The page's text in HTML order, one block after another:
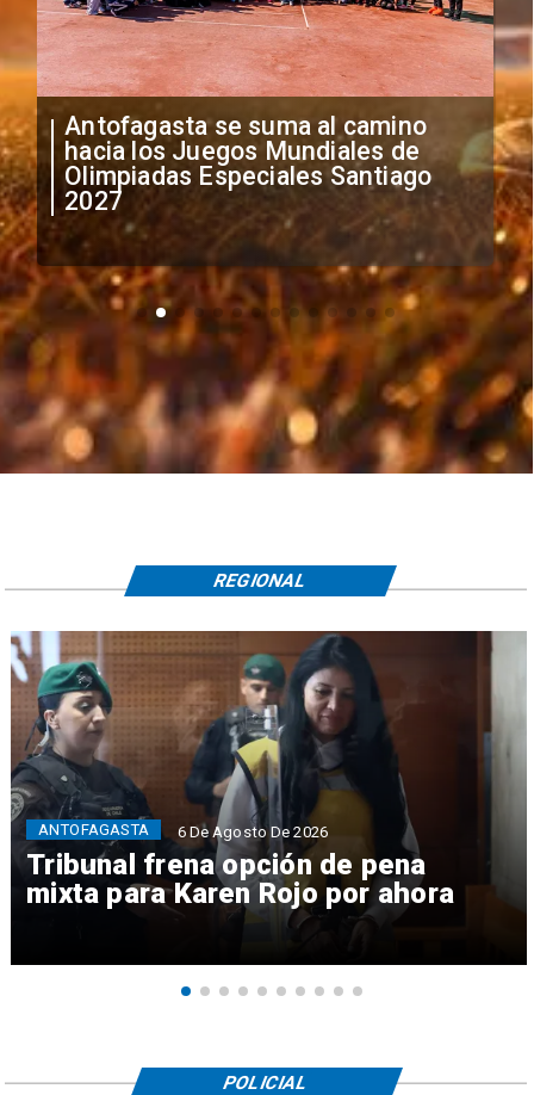
se suma al camino
los Juegos Mundiales de
Especiales Santiago
"Falta
Tribunal frena opción de pena
mixta para Karen Rojo por ahora
ANTOFAGASTA 6 De Agosto De 2026
REGIONAL
POLICIAL